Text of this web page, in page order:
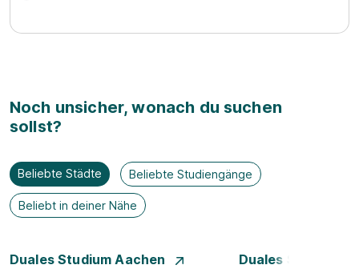
Noch unsicher, wonach du suchen
sollst?
Beliebte Städte Beliebte Studiengänge
Beliebt in deiner Nähe
Duales Studium Aachen
Duales Studium